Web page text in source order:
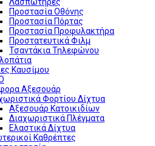
Προστασία Οθόνης
Προστασία Πόρτας
Προστασία Προφυλακτήρα
Προστατευτικά Φιλμ
Τσαντάκια Τηλεφώνου
Καυσίμου
Αξεσουάρ
Φορτίου Δίχτυα
Αξεσουάρ Κατοικιδίων
Διαχωριστικά Πλέγματα
Ελαστικά Δίχτυα
Καθρέπτες